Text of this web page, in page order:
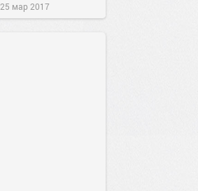
25 мар 2017